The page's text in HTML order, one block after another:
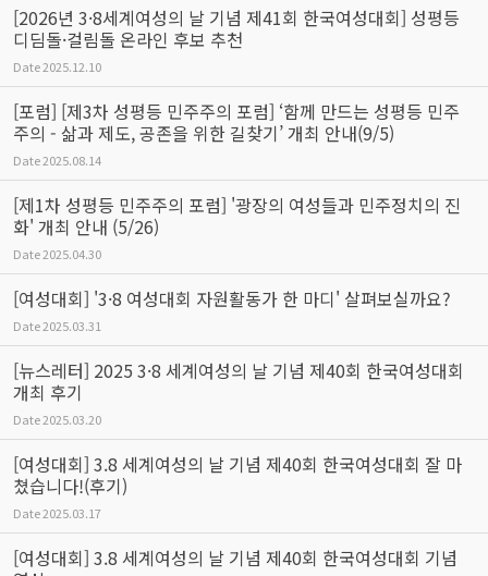
[2026년 3·8세계여성의 날 기념 제41회 한국여성대회] 성평등
디딤돌·걸림돌 온라인 후보 추천
Date2025.12.10
[포럼] [제3차 성평등 민주주의 포럼] ‘함께 만드는 성평등 민주
주의 - 삶과 제도, 공존을 위한 길찾기’ 개최 안내(9/5)
Date2025.08.14
[제1차 성평등 민주주의 포럼] '광장의 여성들과 민주정치의 진
화' 개최 안내 (5/26)
Date2025.04.30
[여성대회] '3·8 여성대회 자원활동가 한 마디' 살펴보실까요?
Date2025.03.31
[뉴스레터] 2025 3·8 세계여성의 날 기념 제40회 한국여성대회
개최 후기
Date2025.03.20
[여성대회] 3.8 세계여성의 날 기념 제40회 한국여성대회 잘 마
쳤습니다!(후기)
Date2025.03.17
[여성대회] 3.8 세계여성의 날 기념 제40회 한국여성대회 기념